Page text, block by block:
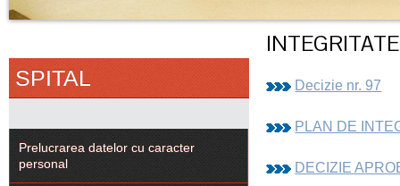
INTEGRITATE
Decizie nr. 97
PLAN DE
DECIZIE
SPITAL
Prelucrarea datelor cu caracter
personal